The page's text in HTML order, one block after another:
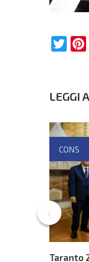
LEGGI
CONS
Taranto